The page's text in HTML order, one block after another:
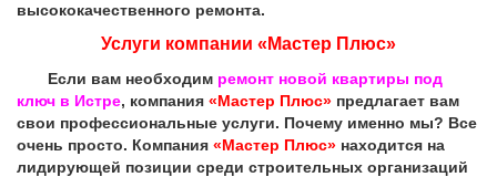
высококачественного ремонта.
Услуги компании «Мастер Плюс»
Если вам необходим ремонт новой квартиры под
ключ в Истре, компания «Мастер Плюс» предлагает вам
свои профессиональные услуги. Почему именно мы? Все
очень просто. Компания «Мастер Плюс» находится на
лидирующей позиции среди строительных организаций